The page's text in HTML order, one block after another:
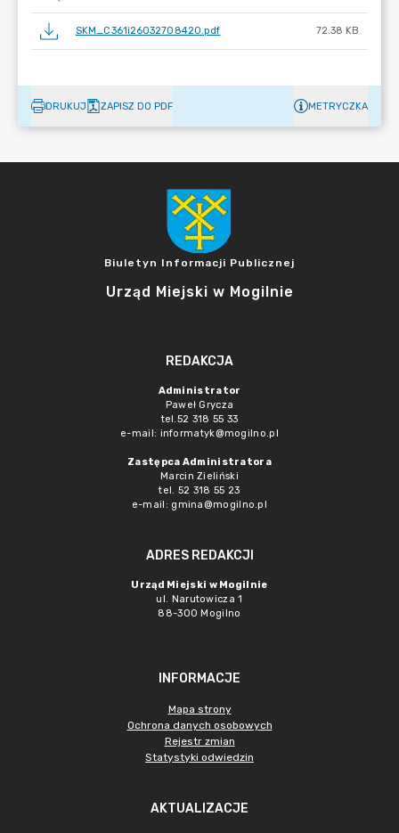
SKM_C361i26032708420.pdf 72.38 KB
DRUKUJ ZAPISZ DO PDF METRYCZKA
Biuletyn Informacji Publicznej
Urząd Miejski w Mogilnie
REDAKCJA
Administrator
Paweł Grycza
tel.52 318 55 33
e-mail: informatyk@mogilno.pl
Zastępca Administratora
Marcin Zieliński
tel. 52 318 55 23
e-mail: gmina@mogilno.pl
ADRES REDAKCJI
Urząd Miejski w Mogilnie
ul. Narutowicza 1
88-300 Mogilno
INFORMACJE
Mapa strony
Ochrona danych osobowych
Rejestr zmian
Statystyki odwiedzin
AKTUALIZACJE